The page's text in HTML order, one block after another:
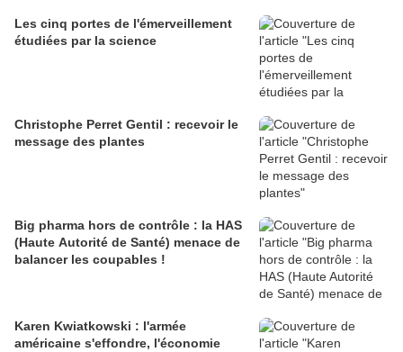
Les cinq portes de l'émerveillement
étudiées par la science
Christophe Perret Gentil : recevoir le
message des plantes
Big pharma hors de contrôle : la HAS
(Haute Autorité de Santé) menace de
balancer les coupables !
Karen Kwiatkowski : l'armée
américaine s'effondre, l'économie